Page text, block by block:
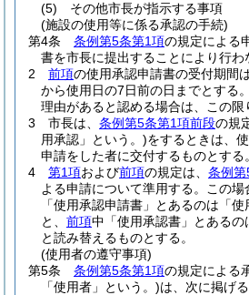
(5)
その他市長が指示する事項
(施設の使用等に係る承認の手続)
第4条
条例第5条第1項の規定による
書を市長に提出することにより行わ
2
前項の使用承認申請書の受付期間
から使用日の7日前の日までとする。
理由があると認める場合は、この限
3
市長は、 条例第5条第1項前段の規
用承認」という。)をするときは、
申請をした者に交付するものとする。
4
第1項および前項の規定は、 条例
よる申請について準用する。
この場
「使用承認申請書」とあるのは「使
と、 前項中「使用承認書」とあるの
と読み替えるものとする。
(使用者の遵守事項)
第5条
条例第5条第1項の規定による
「使用者」という。)は、次に掲げ